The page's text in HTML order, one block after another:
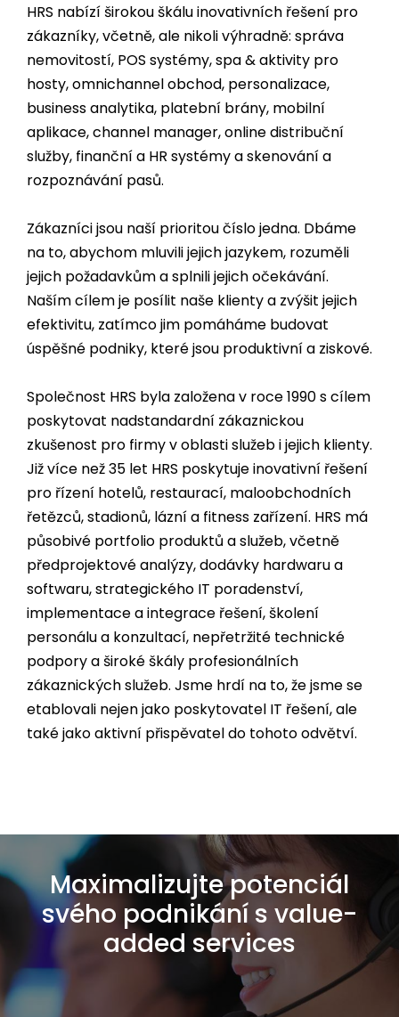
HRS nabízí širokou škálu inovativních řešení pro
zákazníky, včetně, ale nikoli výhradně: správa
nemovitostí, POS systémy, spa & aktivity pro
hosty, omnichannel obchod, personalizace,
business analytika, platební brány, mobilní
aplikace, channel manager, online distribuční
služby, finanční a HR systémy a skenování a
rozpoznávání pasů.
Zákazníci jsou naší prioritou číslo jedna. Dbáme
na to, abychom mluvili jejich jazykem, rozuměli
jejich požadavkům a splnili jejich očekávání.
Naším cílem je posílit naše klienty a zvýšit jejich
efektivitu, zatímco jim pomáháme budovat
úspěšné podniky, které jsou produktivní a ziskové.
Společnost HRS byla založena v roce 1990 s cílem
poskytovat nadstandardní zákaznickou
zkušenost pro firmy v oblasti služeb i jejich klienty.
Již více než35 let HRS poskytuje inovativní řešení
pro řízení hotelů, restaurací, maloobchodních
řetězců, stadionů, lázní a fitness zařízení. HRS má
působivé portfolio produktů a služeb, včetně
předprojektové analýzy, dodávky hardwaru a
softwaru, strategického IT poradenství,
implementace a integrace řešení, školení
personálu a konzultací, nepřetržité technické
podpory a široké škály profesionálních
zákaznických služeb. Jsme hrdí na to, že jsme se
etablovali nejen jako poskytovatel IT řešení, ale
také jako aktivní přispěvatel do tohoto odvětví.
Maximalizujte potenciál
svého podnikání s value-
added services